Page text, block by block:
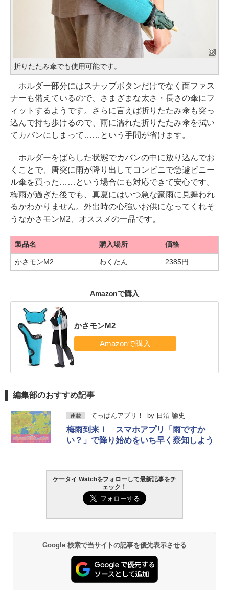
折りたたみ傘でも使用可能です。
ホルダー部分にはスナップボタンだけでなく面ファス
ナーも備えているので、さまざまな太さ・長さの傘にフ
ィットするようです。さらに言えば折りたたみ傘も突っ
込んで持ち歩けるので、雨に濡れた折りたたみ傘を拭い
てカバンにしまって……という手間が省けます。
ホルダーをばらした状態でカバンの中に放り込んでお
くことで、唐突に雨が降り出してコンビニで急遽ビニー
ル傘を買った……という場合にも対応できて安心です。
梅雨が過ぎた後でも、真夏にはいつ急な豪雨に見舞われ
るかわかりません。外出時の心強いお供になってくれそ
うなかさモンM2、オススメの一品です。
製品名 購入場所 価格
かさモンM2 わくたん 2385円
Amazonで購入
かさモンM2
編集部のおすすめ記事
連載 てっぱんアプリ！ by 日沼 諭史
梅雨到来！ スマホアプリ「雨ですか
い？」で降り始めをいち早く察知しよう
ケータイ Watchをフォローして最新記事をチ
ェック！
Google 検索で当サイトの記事を優先表示させる